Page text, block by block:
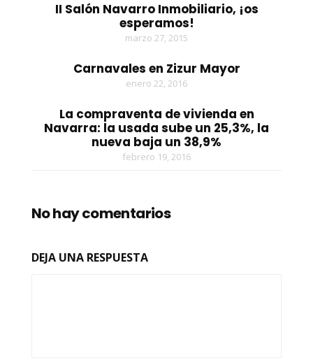
II Salón Navarro Inmobiliario, ¡os
esperamos!
marzo 27, 2015
Carnavales en Zizur Mayor
enero 22, 2016
La compraventa de vivienda en
Navarra: la usada sube un 25,3%, la
nueva baja un 38,9%
febrero 19, 2016
No hay comentarios
DEJA UNA RESPUESTA